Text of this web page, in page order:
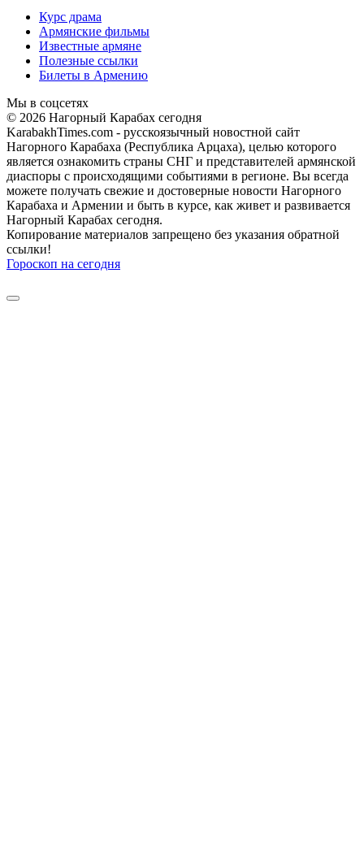
Курс драма
Армянские фильмы
Известные армяне
Полезные ссылки
Билеты в Армению
Мы в соцсетях
© 2026 Нагорный Карабах сегодня
KarabakhTimes.com - русскоязычный новостной сайт
Нагорного Карабаха (Республика Арцаха), целью которого
является ознакомить страны СНГ и представителей армянской
диаспоры с происходящими событиями в регионе. Вы всегда
можете получать свежие и достоверные новости Нагорного
Карабаха и Армении и быть в курсе, как живет и развивается
Нагорный Карабах сегодня.
Копирование материалов запрещено без указания обратной
ссылки!
Гороскоп на сегодня